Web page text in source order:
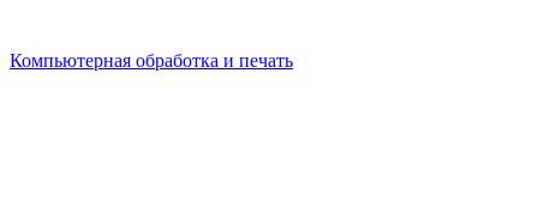
Компьютерная обработка и печать